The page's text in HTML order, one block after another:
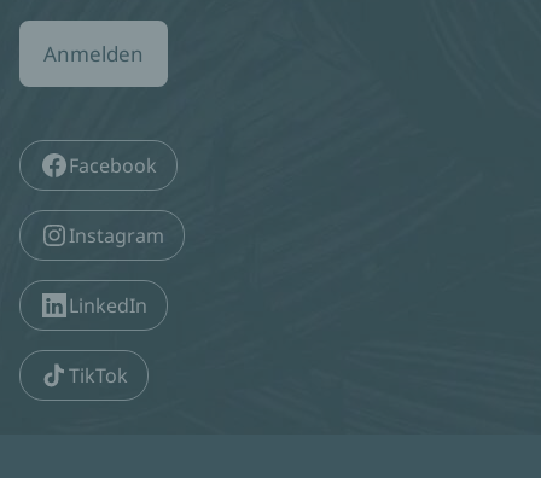
Anmelden
Facebook
Instagram
LinkedIn
TikTok